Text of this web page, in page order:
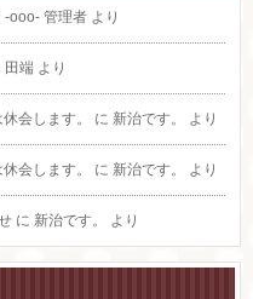
-ooo- 管理者 より
田端 より
会します。 に 新治です。 より
会します。 に 新治です。 より
に 新治です。 より